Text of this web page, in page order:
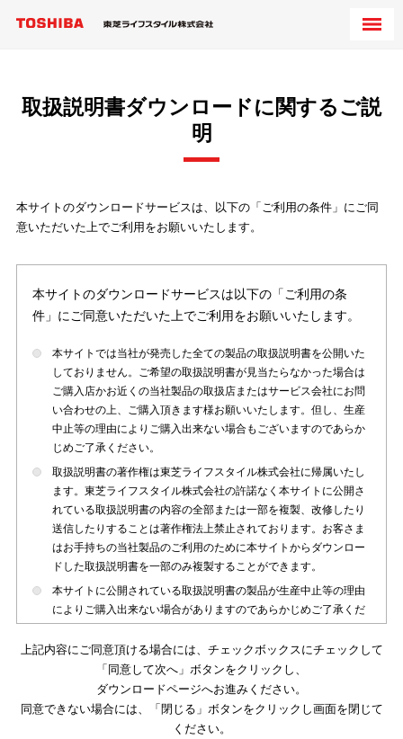
取扱説明書ダウンロードに関するご説
明
本サイトのダウンロードサービスは、以下の「ご利用の条件」にご同
意いただいた上でご利用をお願いいたします。
本サイトのダウンロードサービスは以下の「ご利用の条
件」にご同意いただいた上でご利用をお願いいたします。
本サイトでは当社が発売した全ての製品の取扱説明書を公開いた
しておりません。ご希望の取扱説明書が見当たらなかった場合は
ご購入店かお近くの当社製品の取扱店またはサービス会社にお問
い合わせの上、ご購入頂きます様お願いいたします。但し、生産
中止等の理由によりご購入出来ない場合もございますのであらか
じめご了承ください。
取扱説明書の著作権は東芝ライフスタイル株式会社に帰属いたし
ます。東芝ライフスタイル株式会社の許諾なく本サイトに公開さ
れている取扱説明書の内容の全部または一部を複製、改修したり
送信したりすることは著作権法上禁止されております。お客さま
はお手持ちの当社製品のご利用のために本サイトからダウンロー
ドした取扱説明書を一部のみ複製することができます。
本サイトに公開されている取扱説明書の製品が生産中止等の理由
によりご購入出来ない場合がありますのであらかじめご了承くだ
本サイトに公開されている取扱説明書は、製品が発売された時点
のものを掲載しております。従いまして本サイトに掲載されてい
る取扱説明書の記載内容とお客さまがお持ちの製品の仕様がその
後のマイナーチェンジ等で変更になる場合がございます。本サイ
トに公開されている取扱説明書の内容とお手持ちの製品の仕様に
上記内容にご同意頂ける場合には、チェックボックスにチェックして
「同意して次へ」ボタンをクリックし、
ダウンロードページへお進みください。
同意できない場合には、「閉じる」ボタンをクリックし画面を閉じて
ください。